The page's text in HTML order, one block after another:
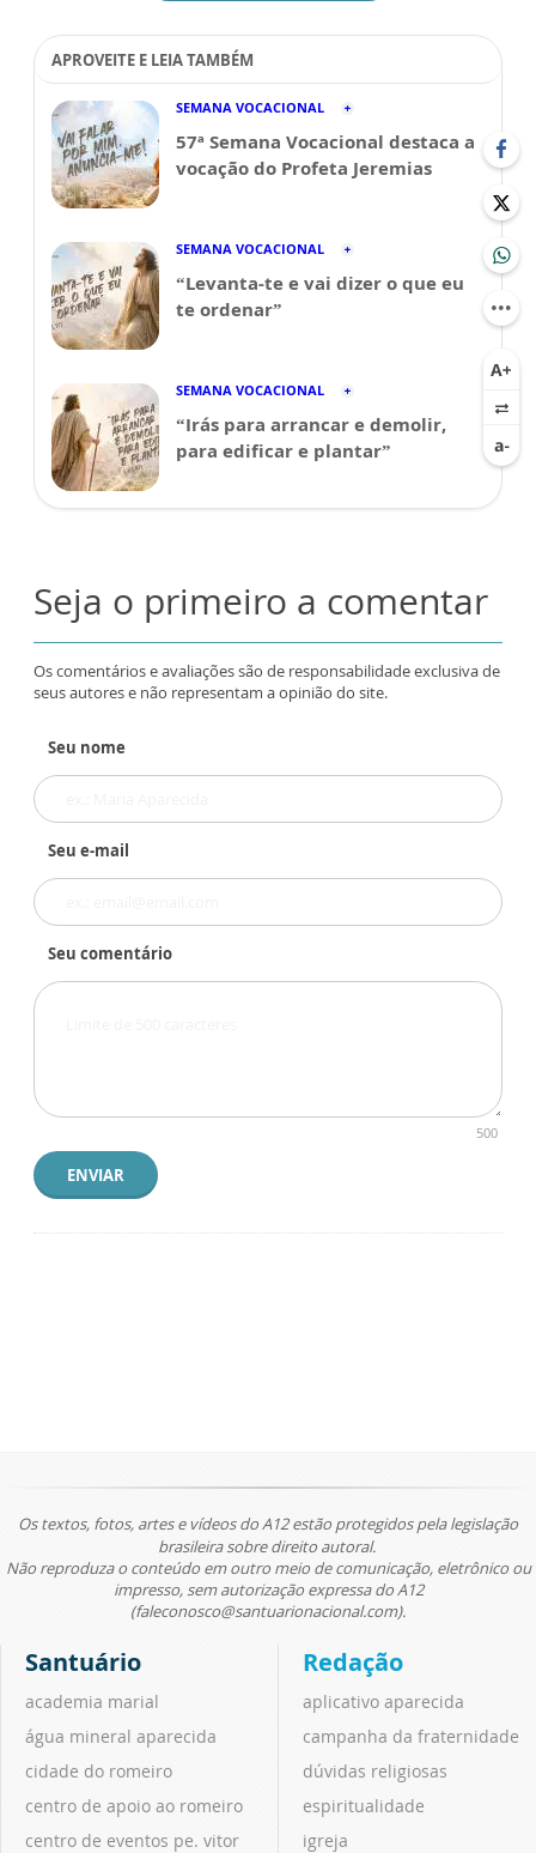
APROVEITE E LEIA TAMBÉM
SEMANA VOCACIONAL
57ª Semana Vocacional destaca a
vocação do Profeta Jeremias
SEMANA VOCACIONAL
“Levanta-te e vai dizer o que eu
te ordenar”
SEMANA VOCACIONAL
“Irás para arrancar e demolir,
para edificar e plantar”
Seja o primeiro a comentar
Os comentários e avaliações são de responsabilidade exclusiva de
seus autores e não representam a opinião do site.
Seu nome
Seu e-mail
Seu comentário
500
ENVIAR
Os textos, fotos, artes e vídeos do A12 estão protegidos pela legislação
brasileira sobre direito autoral.
Não reproduza o conteúdo em outro meio de comunicação, eletrônico ou
impresso, sem autorização expressa do A12
(faleconosco@santuarionacional.com).
Santuário
academia marial
água mineral aparecida
cidade do romeiro
centro de apoio ao romeiro
centro de eventos pe. vitor
Redação
aplicativo aparecida
campanha da fraternidade
dúvidas religiosas
espiritualidade
igreja